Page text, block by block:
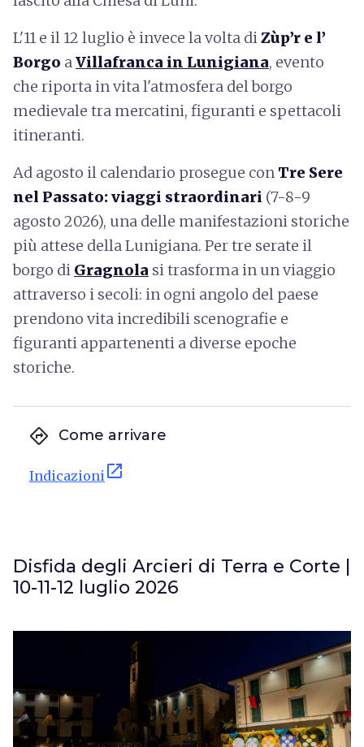
L'11 e il 12 luglio è invece la volta diZùp’r e l’
Borgo aVillafranca in Lunigiana, evento
che riporta in vita l'atmosfera del borgo
medievale tra mercatini, figuranti e spettacoli
itineranti.
Ad agosto il calendario prosegue con Tre Sere
nel Passato: viaggi straordinari (7-8-9
agosto 2026), una delle manifestazioni storiche
più attese della Lunigiana. Per tre serate il
borgo di Gragnola si trasforma in un viaggio
attraverso i secoli: in ogni angolo del paese
prendono vita incredibili scenografie e
figuranti appartenenti a diverse epoche
storiche.
directions Come arrivare
Indicazioni open_in_new
Disfida degli Arcieri di Terra e Corte |
10-11-12 luglio 2026